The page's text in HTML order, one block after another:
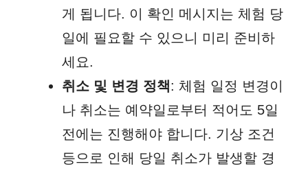
게 됩니다. 이 확인 메시지는 체험 당
일에 필요할 수 있으니 미리 준비하
세요.
취소 및 변경 정책: 체험 일정 변경이
나 취소는 예약일로부터 적어도 5일
전에는 진행해야 합니다. 기상 조건
등으로 인해 당일 취소가 발생할 경